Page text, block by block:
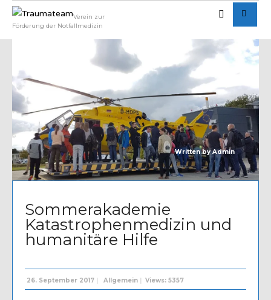
Verein zur
Förderung der Notfallmedizin
Written byAdmin
Sommerakademie
Katastrophenmedizin und
humanitäre Hilfe
26. September 2017 | Allgemein | Views: 5357